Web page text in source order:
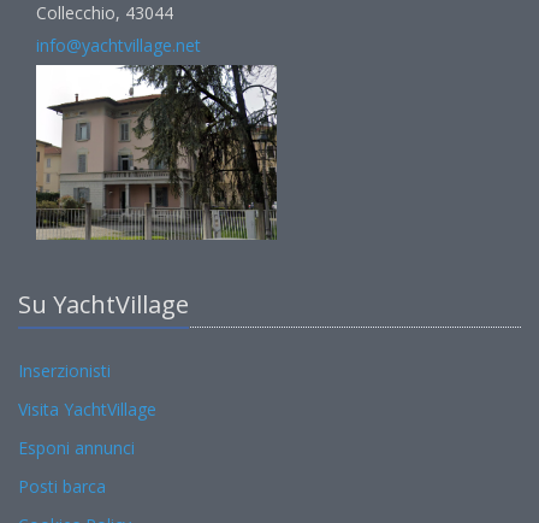
Collecchio, 43044
info@yachtvillage.net
Su YachtVillage
Inserzionisti
Visita YachtVillage
Esponi annunci
Posti barca